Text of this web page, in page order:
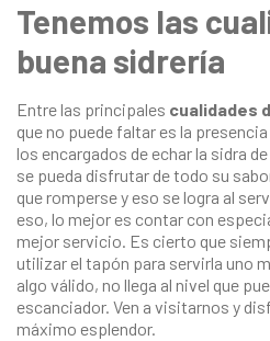
Tenemos las
buena sidrería
Entre las principales cualidades
que no puede faltar es la
los encargados de echar la sidra
se pueda disfrutar de todo su
que romperse y eso se logra al
eso, lo mejor es contar con
mejor servicio. Es cierto que
utilizar el tapón para servirla uno
algo válido, no llega al nivel que
escanciador. Ven a visitarnos y
máximo esplendor.